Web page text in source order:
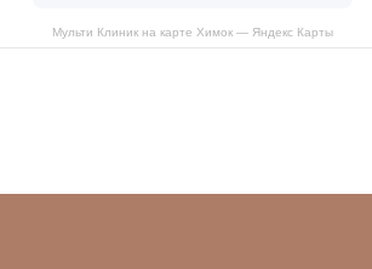
Мульти Клиник на карте Химок — Яндекс Карты